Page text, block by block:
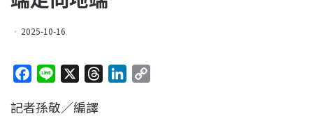
2025-10-16
c
n
記者孫敬／編譯